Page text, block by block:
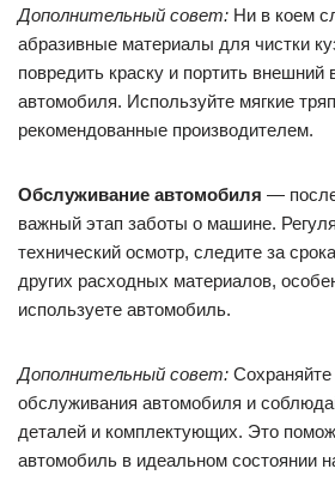
Дополнительный совет: Ни в коем
абразивные материалы для чистки
повредить краску и портить внешний
автомобиля. Используйте мягкие
рекомендованные производителем.
Обслуживание автомобиля —
важный этап заботы о машине.
технический осмотр, следите за
других расходных материалов,
используете автомобиль.
Дополнительный совет:
обслуживания автомобиля и
деталей и комплектующих. Это
автомобиль в идеальном состоянии